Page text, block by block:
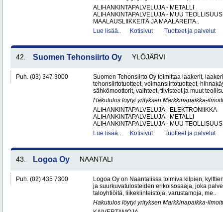
ALIHANKINTAPALVELUJA - METALLI
ALIHANKINTAPALVELUJA - MUU TEOLLISUUS
MAALAUSLIIKKEITÄ JA MAALAREITA..
Lue lisää..
Kotisivut Tuotteet ja palvelut
42. Suomen Tehonsiirto Oy YLÖJÄRVI
Puh. (03) 347 3000
Suomen Tehonsiirto Oy toimittaa laakerit,
tehonsiirtotuotteet, voimansiirtotuotteet,
sähkömoottorit, vaihteet, tiivisteet ja muut
Hakutulos löytyi yrityksen Markkinapaikka-
ALIHANKINTAPALVELUJA - ELEKTRONIIKKA
ALIHANKINTAPALVELUJA - METALLI
ALIHANKINTAPALVELUJA - MUU
Lue lisää..
Kotisivut Tuotteet ja palvelut
43. Logoa Oy NAANTALI
Puh. (02) 435 7300
Logoa Oy on Naantalissa toimiva kilpien,
ja suurkuvatulosteiden erikoisosaaja, joka
taloyhtiöitä, liikekiinteistöjä, varustamoja, me..
Hakutulos löytyi yrityksen Markkinapaikka-